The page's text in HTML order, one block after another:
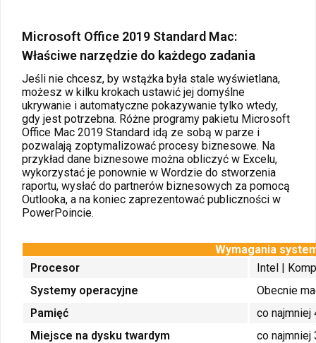
Microsoft Office 2019 Standard Mac:
Właściwe narzędzie do każdego zadania
Jeśli nie chcesz, by wstążka była stale wyświetlana,
możesz w kilku krokach ustawić jej domyślne
ukrywanie i automatyczne pokazywanie tylko wtedy,
gdy jest potrzebna. Różne programy pakietu Microsoft
Office Mac 2019 Standard idą ze sobą w parze i
pozwalają zoptymalizować procesy biznesowe. Na
przykład dane biznesowe można obliczyć w Excelu,
wykorzystać je ponownie w Wordzie do stworzenia
raportu, wysłać do partnerów biznesowych za pomocą
Outlooka, a na koniec zaprezentować publiczności w
PowerPoincie.
Wymagania
Procesor
Intel |
Systemy operacyjne
Obecnie
Pamięć
co najmniej
Miejsce na dysku twardym
co najmniej